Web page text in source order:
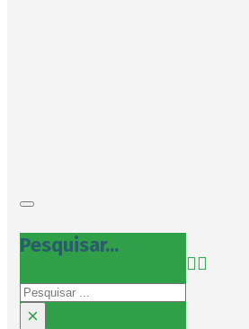
Pesquisar...
Pesquisar
×